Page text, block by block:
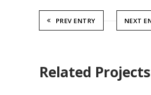
PREV ENTRY NEXT
Related Projects